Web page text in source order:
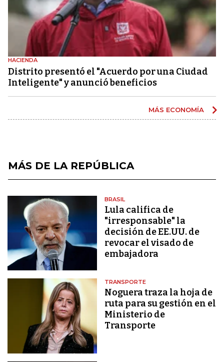
HACIENDA
Distrito presentó el "Acuerdo por una Ciudad
Inteligente" y anunció beneficios
MÁS ECONOMÍA
MÁS DE LA REPÚBLICA
BRASIL
Lula califica de
"irresponsable" la
decisión de EE.UU. de
revocar el visado de
embajadora
TRANSPORTE
Noguera traza la hoja de
ruta para su gestión en el
Ministerio de
Transporte